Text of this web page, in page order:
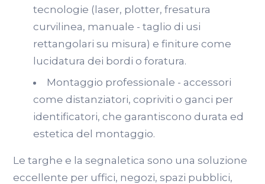
tecnologie (laser, plotter, fresatura
curvilinea, manuale - taglio di usi
rettangolari su misura) e finiture come
lucidatura dei bordi o foratura.
Montaggio professionale - accessori
come distanziatori, copriviti o ganci per
identificatori, che garantiscono durata ed
estetica del montaggio.
Le targhe e la segnaletica sono una soluzione
eccellente per uffici, negozi, spazi pubblici,